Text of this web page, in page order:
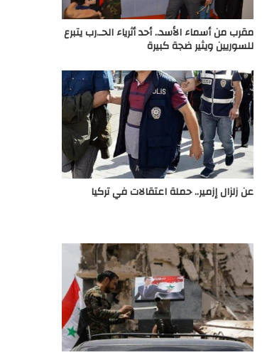
مقرب من أسماء الأسد.. أحد أثرياء الحـ.رب يتبرع
للسوريين ويثير ضجة كبيرة
عن زلزال إزمير.. حملة اعتقالات في تركيا